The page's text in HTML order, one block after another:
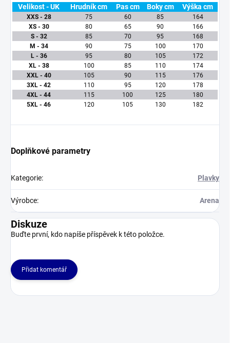
Velikost - UK Hrudník cm Pas cm Boky cm Výška cm
XXS - 28 75 60 85
164
XS - 30
80 65 90
166
S - 32
85 70 95
168
M - 34
90 75 100
170
L - 36
95 80 105
172
XL - 38
100 85 110
174
XXL - 40
105 90 115
176
3XL - 42
110 95 120
178
4XL - 44
115 100 125
180
5XL - 46
120 105 130 182
Doplňkové parametry
Kategorie: Plavky
Výrobce: Arena
Diskuze
Buďte první, kdo napíše příspěvek k této položce.
Přidat komentář